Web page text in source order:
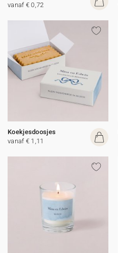
vanaf € 0,72
Koekjesdoosjes
vanaf € 1,11